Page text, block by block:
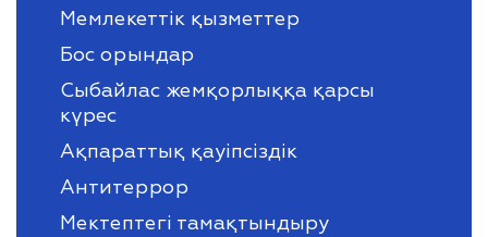
Мемлекеттік қызметтер
Бос орындар
Сыбайлас жемқорлыққа қарсы
күрес
Ақпараттық қауіпсіздік
Антитеррор
Мектептегі тамақтындыру